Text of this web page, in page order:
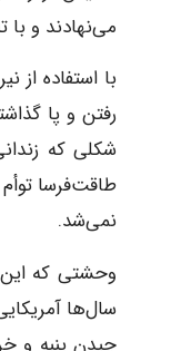
می‌نهادند و
طاقت‌فرسا
نمی‌شد.
وحشتی که این
سال‌ها
چیدن پنبه و